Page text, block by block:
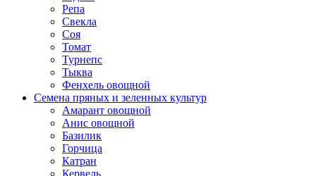
Репа
Свекла
Соя
Томат
Турнепс
Тыква
Фенхель овощной
Семена пряных и зеленных культур
Амарант овощной
Анис овощной
Базилик
Горчица
Катран
Кервель